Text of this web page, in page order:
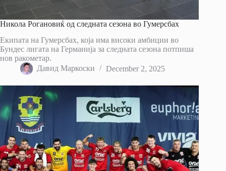
Никола Рогановиќ од следната сезона во Гумерсбах
Екипата на Гумерсбах, која има високи амбиции во
Бундес лигата на Германија за следната сезона потпиша
нов ракометар.
Давид Маркоски
December 2, 2025